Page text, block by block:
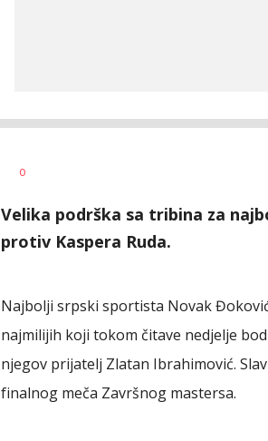
AUTOR
0
Velika podrška sa tribina za
protiv Kaspera Ruda.
Najbolji srpski sportista Novak
najmilijih koji tokom čitave nedjelje
njegov prijatelj Zlatan Ibrahimović.
finalnog meča Završnog mastersa.